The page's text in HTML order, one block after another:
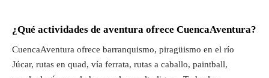
¿Qué actividades de aventura ofrece CuencaAventura?
CuencaAventura ofrece barranquismo, piragüismo en el río
Júcar, rutas en quad, vía ferrata, rutas a caballo, paintball,